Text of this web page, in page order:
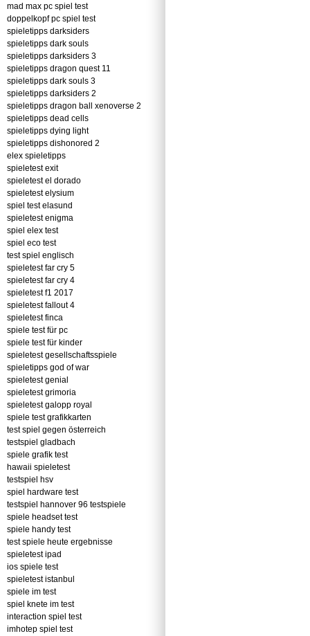
mad max pc spiel test
doppelkopf pc spiel test
spieletipps darksiders
spieletipps dark souls
spieletipps darksiders 3
spieletipps dragon quest 11
spieletipps dark souls 3
spieletipps darksiders 2
spieletipps dragon ball xenoverse 2
spieletipps dead cells
spieletipps dying light
spieletipps dishonored 2
elex spieletipps
spieletest exit
spieletest el dorado
spieletest elysium
spiel test elasund
spieletest enigma
spiel elex test
spiel eco test
test spiel englisch
spieletest far cry 5
spieletest far cry 4
spieletest f1 2017
spieletest fallout 4
spieletest finca
spiele test für pc
spiele test für kinder
spieletest gesellschaftsspiele
spieletipps god of war
spieletest genial
spieletest grimoria
spieletest galopp royal
spiele test grafikkarten
test spiel gegen österreich
testspiel gladbach
spiele grafik test
hawaii spieletest
testspiel hsv
spiel hardware test
testspiel hannover 96 testspiele
spiele headset test
spiele handy test
test spiele heute ergebnisse
spieletest ipad
ios spiele test
spieletest istanbul
spiele im test
spiel knete im test
interaction spiel test
imhotep spiel test